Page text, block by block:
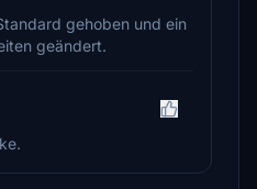
gehoben und ein
geändert.